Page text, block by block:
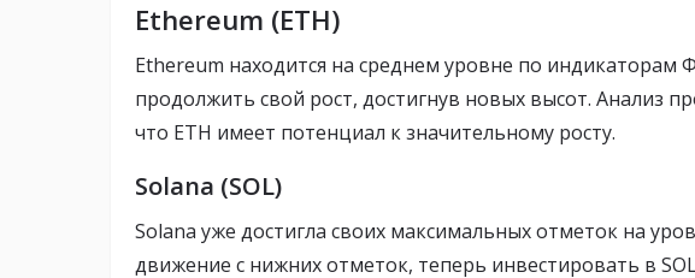
Ethereum (ETH)
Ethereum находится на среднем уровне по индикаторам
продолжить свой рост, достигнув новых высот. Анализ
что ETH имеет потенциал к значительному росту.
Solana (SOL)
Solana уже достигла своих максимальных отметок на
движение с нижних отметок, теперь инвестировать в